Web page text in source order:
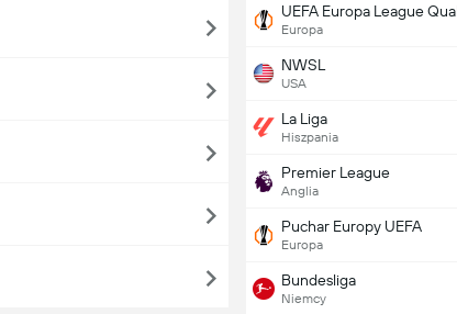
UEFA Europa League
Europa
NWSL
USA
La Liga
Hiszpania
Premier League
Anglia
Puchar Europy UEFA
Europa
Bundesliga
Niemcy